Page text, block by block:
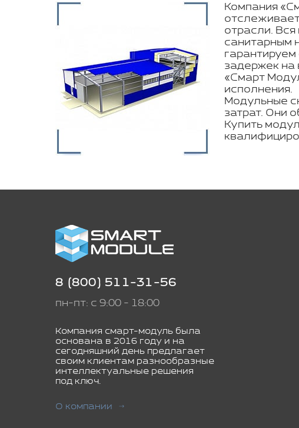
Компания
отрасли.
санитарным
задержек на
«Смарт
исполнения.
Модульные
затрат. Они
Купить
8 (800) 511-31-56
пн-пт: с 9:00 - 18:00
Компания смарт-модуль была
основана в 2016 году и на
сегодняшний день предлагает
своим клиентам разнообразные
интеллектуальные решения
под ключ.
О компании